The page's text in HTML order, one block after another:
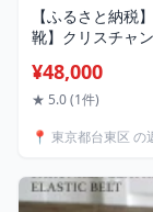
【ふるさと納税
靴】クリスチャ
革靴 紳士靴 日本
ザー 天然皮革 靴
ビジネス 通勤 通
¥48,000
★ 5.0 (1件)
📍 東京都台東区 の